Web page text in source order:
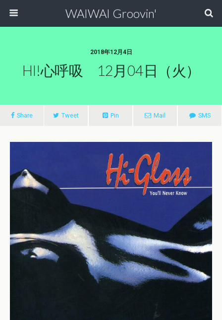
WAIWAI Groovin'
2018年12月4日
HI!心呼吸 12月04日（火）
Share Tweet Pin Mail SMS